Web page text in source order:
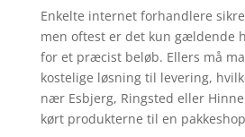
Enkelte internet forhandlere
men oftest er det kun gældende
for et præcist beløb. Ellers må
kostelige løsning til levering,
nær Esbjerg, Ringsted eller
kørt produkterne til en